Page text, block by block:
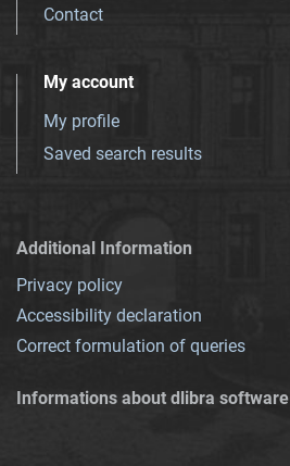
Contact
My account
My profile
Saved search results
Additional Information
Privacy policy
Accessibility declaration
Correct formulation of queries
Informations about dlibra software